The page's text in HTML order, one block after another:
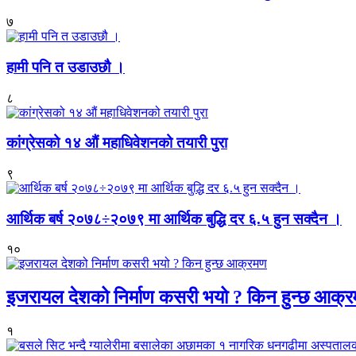
७
हामी पनि त उडाउछौ ।
८
कांग्रेसको १४ औं महाधिवेशनको तयारी पुरा
९
आर्थिक बर्ष २०७८÷२०७९ मा आर्थिक बुद्धि दर ६.५ हुन सक्दैन ।
१०
इजरायल देशको निर्माण कसरी भयो ? किन हुन्छ
१